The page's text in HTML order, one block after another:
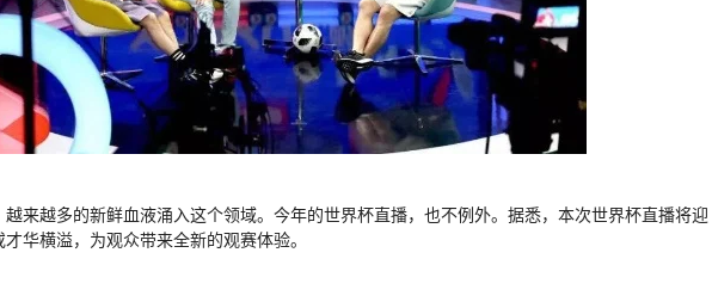
来越多的新鲜血液涌入这个领域。今年的世界杯直播，也不例外。据悉，本次世界杯直播将迎
华横溢，为观众带来全新的观赛体验。